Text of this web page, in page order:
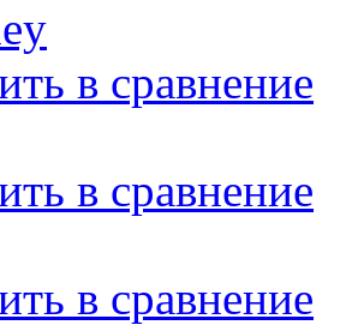
в сравнение
в сравнение
в сравнение